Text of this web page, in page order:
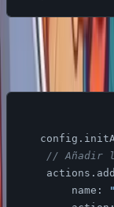
Ese proceso lo
nueva accion
// Añadir
name :